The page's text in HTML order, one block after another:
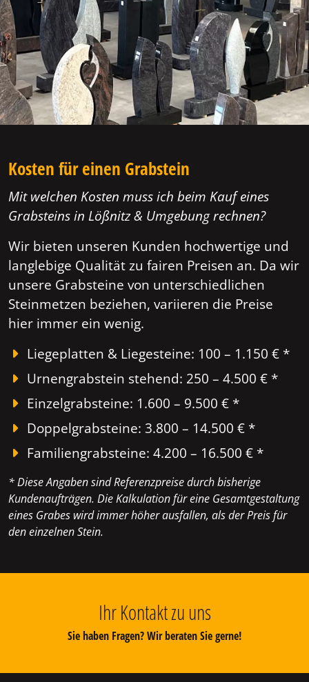
Kosten für einen Grabstein
Mit welchen Kosten muss ich beim Kauf eines
Grabsteins in Lößnitz & Umgebung rechnen?
Wir bieten unseren Kunden hochwertige und
langlebige Qualität zu fairen Preisen an. Da wir
unsere Grabsteine von unterschiedlichen
Steinmetzen beziehen, variieren die Preise
hier immer ein wenig.
Liegeplatten & Liegesteine: 100 – 1.150 € *
Urnengrabstein stehend: 250 – 4.500 € *
Einzelgrabsteine: 1.600 – 9.500 € *
Doppelgrabsteine: 3.800 – 14.500 € *
Familiengrabsteine: 4.200 – 16.500 € *
* Diese Angaben sind Referenzpreise durch bisherige
Kundenaufträgen. Die Kalkulation für eine Gesamtgestaltung
eines Grabes wird immer höher ausfallen, als der Preis für
den einzelnen Stein.
Ihr Kontakt zu uns
Sie haben Fragen? Wir beraten Sie gerne!